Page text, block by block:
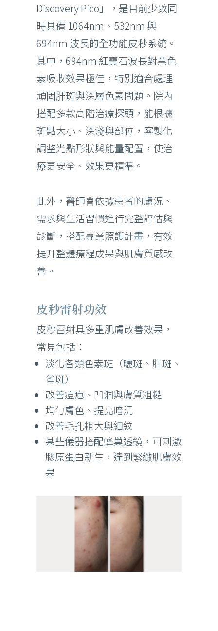
Discovery Pico」，是目前少數同
時具備 1064nm、532nm 與
694nm 波長的全功能皮秒系統。
其中，694nm 紅寶石波長對黑色
素吸收效果極佳，特別適合處理
頑固肝斑與深層色素問題。院內
搭配多款高階治療探頭，能根據
斑點大小、深淺與部位，客製化
調整光點形狀與能量配置，使治
療更安全、效果更精準。
此外，醫師會依據患者的膚況、
需求與生活習慣進行完整評估與
診斷，搭配專業照護計畫，有效
提升整體療程成果與肌膚質感改
善。
皮秒雷射功效
皮秒雷射具多重肌膚改善效果，
常見包括：
淡化各類色素斑（曬斑、肝斑、
雀斑）
改善痘疤、凹洞與膚質粗糙
均勻膚色、提亮暗沉
改善毛孔粗大與細紋
某些儀器搭配蜂巢透鏡，可刺激
膠原蛋白新生，達到緊緻肌膚效
果